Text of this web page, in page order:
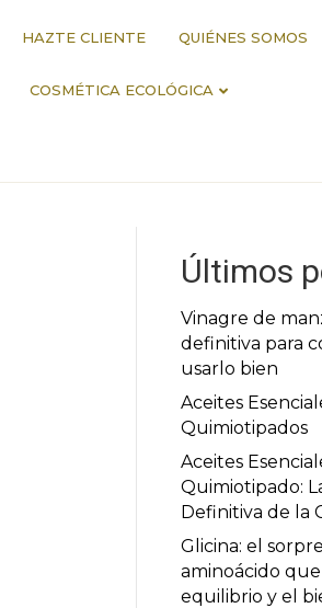
HAZTE CLIENTE QUIÉNES SOMOS
COSMÉTICA ECOLÓGICA
Últimos
Vinagre de
definitiva para
usarlo bien
Aceites
Quimiotipados
Aceites
Quimiotipado:
Definitiva de la
Glicina: el
aminoácido que
equilibrio y el